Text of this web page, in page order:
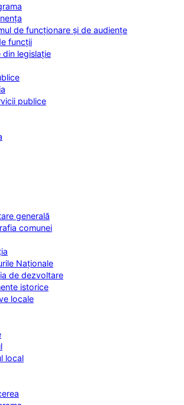
de funcționare și de audiențe
funcții
din legislație
publice
generală
comunei
Naționale
de dezvoltare
istorice
locale
local